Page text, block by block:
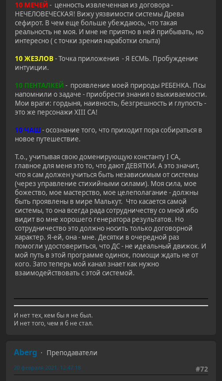
10 МЕЧЕЙ - ценность извлеченная из договора -
НЕЧЕЛОВЕЧЕСКАЯ! Вижу уязвимости системы Древа
сефирот. В чем еще больше убеждаюсь, что такая
реальность не моя. И мне не приятно в ней прибывать, но
интересно ( с точки зрения наработки опыта)
10 ЖЕЗЛОВ- Точка приложения - Я ЕСМЬ. Пробуждение
интуиции.
10 ПЕНТАЛКЕЙ - проявление моей природы РЕБЕНКА. Псы
напомнили о задаче - приобрести знания о выживаемости.
Мои враги: гордыня, наивность, безгрешность и глупость -
это же персонажи ХIII СА!
10 ЧАШ- осознание того, что приходит пора собираться в
новое путешествие.
Т.о., учитывая свою доменирующую константу I CA,
главное для меня это то, что дают ДЕВЯТКИ. А это значит,
что я сам должен учиться быть независимым от системы
(через управление стихийными силами). Моя сила, мое
божество, мое мастерство, мое целеполагание - должны
быть проявлены в мире Малькут. Что касается самой
системы, то она всегда рада сотрудничеству со мной ибо
видит во мне хорошего генератора результатов. Но
сотрудничество это должно носить только договорной
характер. Я-ей, она - мне. Десятки в очередной раз
помогли удостовериться, что ДС - не идеальный движок. И
мой путь в этой программе одинок, помощи ждать не от
кого. Зато теперь мой канал знает как нужно
взаимодействовать с этой системой.
И нет тех, кем бы я не был.
И нет того, чем я б не стал.
Aberg
Преподаватели
#72
20 февраля 2021, 12:47:18